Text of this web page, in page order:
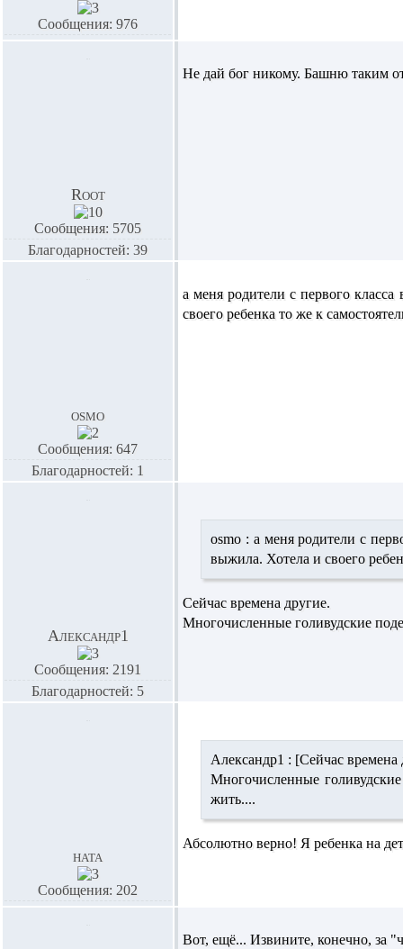
Сообщения: 976
Root
Сообщения: 5705
Благодарностей: 39
Не дай бог никому. Башню таким
osmo
Сообщения: 647
Благодарностей: 1
а меня родители с первого
своего ребенка то же к
Александр1
Сообщения: 2191
Благодарностей: 5
osmo : а меня родители с
выжила. Хотела и своего
Сейчас времена другие.
Многочисленные голивудские
ната
Сообщения: 202
Александр1 : [Сейчас времена
Многочисленные
жить....
Абсолютно верно! Я ребенка на
Вот, ещё... Извините, конечно, за